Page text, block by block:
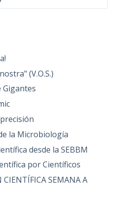
(V.O.S.)
Gigantes
la Microbiología
desde la SEBBM
por Científicos
CIENTÍFICA SEMANA A